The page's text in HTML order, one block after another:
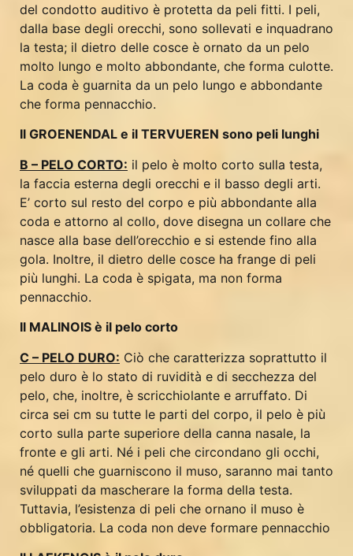
del condotto auditivo è protetta da peli fitti. I peli,
dalla base degli orecchi, sono sollevati e inquadrano
la testa; il dietro delle cosce è ornato da un pelo
molto lungo e molto abbondante, che forma culotte.
La coda è guarnita da un pelo lungo e abbondante
che forma pennacchio.
Il GROENENDAL e il TERVUEREN sono peli lunghi
B – PELO CORTO: il pelo è molto corto sulla testa,
la faccia esterna degli orecchi e il basso degli arti.
E’ corto sul resto del corpo e più abbondante alla
coda e attorno al collo, dove disegna un collare che
nasce alla base dell’orecchio e si estende fino alla
gola. Inoltre, il dietro delle cosce ha frange di peli
più lunghi. La coda è spigata, ma non forma
pennacchio.
Il MALINOIS è il pelo corto
C – PELO DURO: Ciò che caratterizza soprattutto il
pelo duro è lo stato di ruvidità e di secchezza del
pelo, che, inoltre, è scricchiolante e arruffato. Di
circa sei cm su tutte le parti del corpo, il pelo è più
corto sulla parte superiore della canna nasale, la
fronte e gli arti. Né i peli che circondano gli occhi,
né quelli che guarniscono il muso, saranno mai tanto
sviluppati da mascherare la forma della testa.
Tuttavia, l’esistenza di peli che ornano il muso è
obbligatoria. La coda non deve formare pennacchio